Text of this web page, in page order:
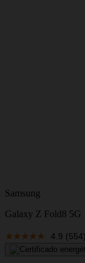
Samsung
Galaxy Z Fold8 5G
4.9 (554)